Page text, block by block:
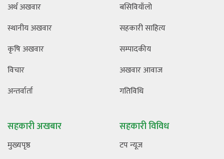
अर्थ अखवार
स्थानीय अखवार
कृषि अखवार
विचार
अन्तर्वार्ता
बसिवियाँलो
सहकारी साहित्य
सम्पादकीय
अखवार आवाज
गतिविधि
सहकारी अखबार
मुख्यपृष्ठ
सहकारी विविध
टप न्यूज